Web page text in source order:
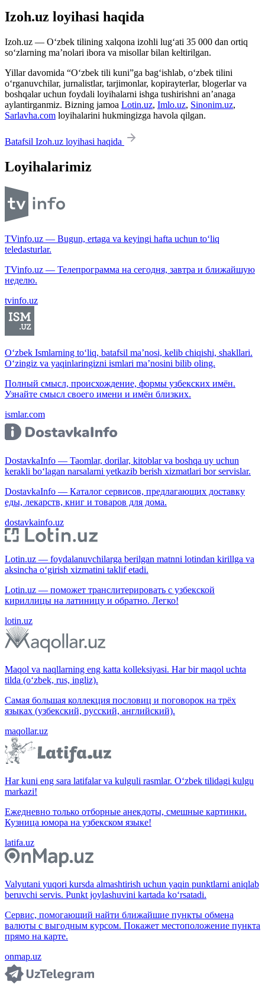
Izoh.uz loyihasi haqida
Izoh.uz — O‘zbek tilining xalqona izohli lug‘ati 35 000 dan ortiq
so‘zlarning ma’nolari ibora va misollar bilan keltirilgan.
Yillar davomida “O‘zbek tili kuni”ga bag‘ishlab, o‘zbek tilini
o‘rganuvchilar, jurnalistlar, tarjimonlar, kopirayterlar, blogerlar va
boshqalar uchun foydali loyihalarni ishga tushirishni an’anaga
aylantirganmiz. Bizning jamoa Lotin.uz, Imlo.uz, Sinonim.uz,
Sarlavha.com loyihalarini hukmingizga havola qilgan.
Batafsil Izoh.uz loyihasi haqida
Loyihalarimiz
TVinfo.uz — Bugun, ertaga va keyingi hafta uchun to‘liq
teledasturlar.
TVinfo.uz — Телепрограмма на сегодня, завтра и ближайшую
неделю.
tvinfo.uz
O‘zbek Ismlarning to‘liq, batafsil ma’nosi, kelib chiqishi, shakllari.
O‘zingiz va yaqinlaringizni ismlari ma’nosini bilib oling.
Полный смысл, происхождение, формы узбекских имён.
Узнайте смысл своего имени и имён близких.
ismlar.com
DostavkaInfo — Taomlar, dorilar, kitoblar va boshqa uy uchun
kerakli bo‘lagan narsalarni yetkazib berish xizmatlari bor servislar.
DostavkaInfo — Каталог сервисов, предлагающих доставку
еды, лекарств, книг и товаров для дома.
dostavkainfo.uz
Lotin.uz — foydalanuvchilarga berilgan matnni lotindan kirillga va
aksincha o‘girish xizmatini taklif etadi.
Lotin.uz — поможет транслитерировать с узбекской
кириллицы на латиницу и обратно. Легко!
lotin.uz
Maqol va naqllarning eng katta kolleksiyasi. Har bir maqol uchta
tilda (o‘zbek, rus, ingliz).
Самая большая коллекция пословиц и поговорок на трёх
языках (узбекский, русский, английский).
maqollar.uz
Har kuni eng sara latifalar va kulguli rasmlar. O‘zbek tilidagi kulgu
markazi!
Ежедневно только отборные анекдоты, смешные картинки.
Кузница юмора на узбекском языке!
latifa.uz
Valyutani yuqori kursda almashtirish uchun yaqin punktlarni aniqlab
beruvchi servis. Punkt joylashuvini kartada ko‘rsatadi.
Сервис, помогающий найти ближайшие пункты обмена
валюты с выгодным курсом. Покажет местоположение пункта
прямо на карте.
onmap.uz